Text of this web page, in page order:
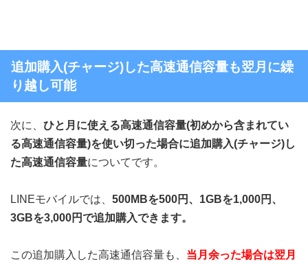
追加購入(チャージ)した高速通信容量も翌月に繰
り越し可能
次に、 ひと月に使える高速通信容量(初めから含まれてい
る高速通信容量)を使い切った場合に追加購入(チャージ)し
た高速通信容量についてです。
LINEモバイルでは、 500MBを500円、1GBを1,000円、
3GBを3,000円で追加購入できます。
この追加購入した高速通信容量も、 当月余った場合は翌月